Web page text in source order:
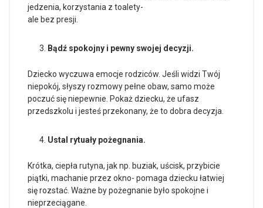
jedzenia, korzystania z toalety-
ale bez presji.
Bądź spokojny i pewny swojej decyzji.
Dziecko wyczuwa emocje rodziców. Jeśli widzi Twój
niepokój, słyszy rozmowy pełne obaw, samo może
poczuć się niepewnie. Pokaż dziecku, że ufasz
przedszkolu i jesteś przekonany, że to dobra decyzja.
Ustal rytuały pożegnania.
Krótka, ciepła rutyna, jak np. buziak, uścisk, przybicie
piątki, machanie przez okno- pomaga dziecku łatwiej
się rozstać. Ważne by pożegnanie było spokojne i
nieprzeciągane.